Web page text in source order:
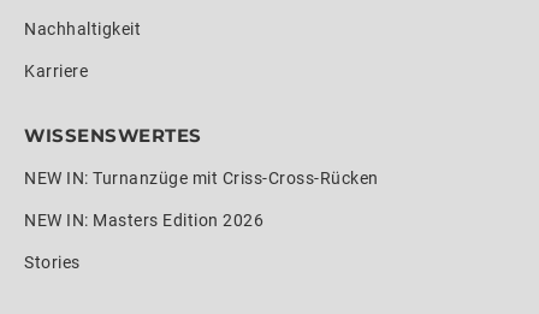
Nachhaltigkeit
Karriere
WISSENSWERTES
NEW IN: Turnanzüge mit Criss-Cross-Rücken
NEW IN: Masters Edition 2026
Stories